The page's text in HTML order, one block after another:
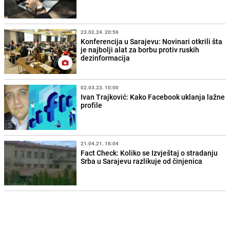
23.02.24. 20:56
Konferencija u Sarajevu: Novinari otkrili šta
je najbolji alat za borbu protiv ruskih
dezinformacija
02.03.23. 10:00
Ivan Trajković: Kako Facebook uklanja lažne
profile
21.04.21. 16:04
Fact Check: Koliko se Izvještaj o stradanju
Srba u Sarajevu razlikuje od činjenica